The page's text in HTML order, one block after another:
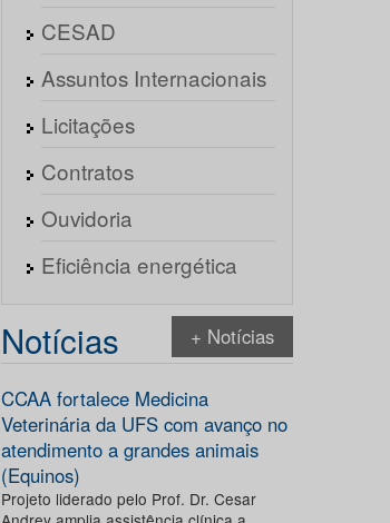
CESAD
Assuntos Internacionais
Licitações
Contratos
Ouvidoria
Eficiência energética
Notícias + Notícias
CCAA fortalece Medicina
Veterinária da UFS com avanço no
atendimento a grandes animais
(Equinos)
Projeto liderado pelo Prof. Dr. Cesar